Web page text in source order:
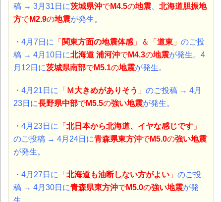
稿 → 3月31日に茨城県沖でM4.5の地震
北海道胆振地
方でM2.9の地震が発生。
・4月7日に 「 関東方面の地震体感 」＆「 道東 」 のご投
稿 → 4月10日に北海道 浦河沖でM4.3の地震が発生。4
月12日に茨城県南部でM5.1の地震が発生。
・4月21日に 「 Ｍ大きめがありそう 」 のご投稿 → 4月
23日に長野県中部でM5.5の強い地震が発生。
・4月23日に 「 北日本から北海道、イヤな感じです 」
のご投稿 → 4月24日に青森県東方沖でM5.0の強い地震
が発生。
・4月27日に 「 北海道も油断しない方がよい 」 のご投
稿 → 4月30日に青森県東方沖でM5.0の強い地震が発
生。